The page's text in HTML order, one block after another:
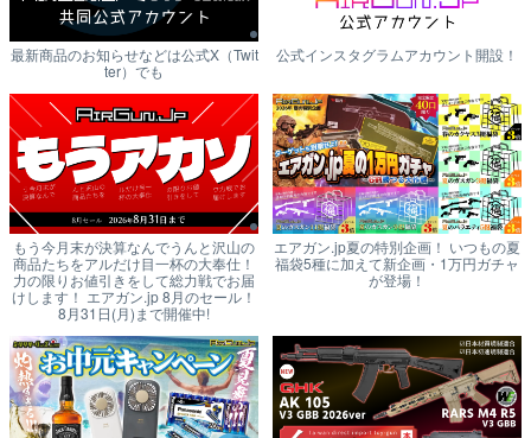
最新商品のお知らせなどは公式X（Twit
ter）でも
公式インスタグラムアカウント開設！
もう今月末が決算なんでうんと沢山の
商品たちをアルだけ目一杯の大奉仕！
力の限りお値引きをして総力戦でお届
けします！ エアガン.jp 8月のセール！
8月31日(月)まで開催中!
エアガン.jp夏の特別企画！ いつもの夏
福袋5種に加えて新企画・1万円ガチャ
が登場！